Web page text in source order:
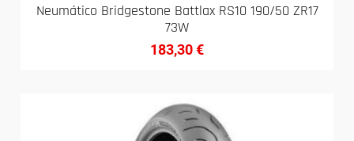
Neumático Bridgestone Battlax RS10 190/50 ZR17
73W
183,30€